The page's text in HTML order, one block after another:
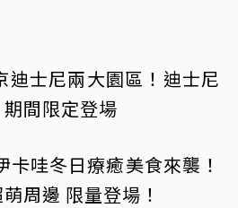
士尼兩大園區！迪士尼
期間限定登場
哇冬日療癒美食來襲！
周邊 限量登場！